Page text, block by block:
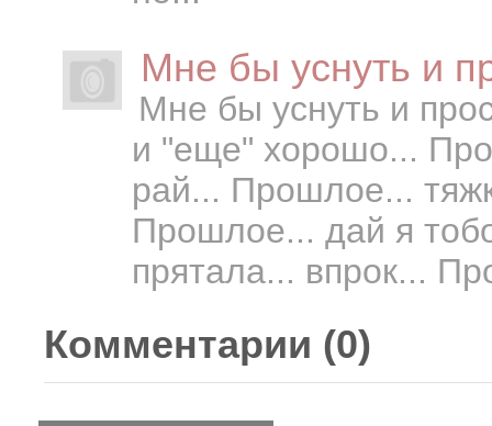
Мне бы уснуть и
Мне бы уснуть и
и "еще" хорошо...
рай... Прошлое...
Прошлое... дай я
прятала... впрок...
Комментарии (0)